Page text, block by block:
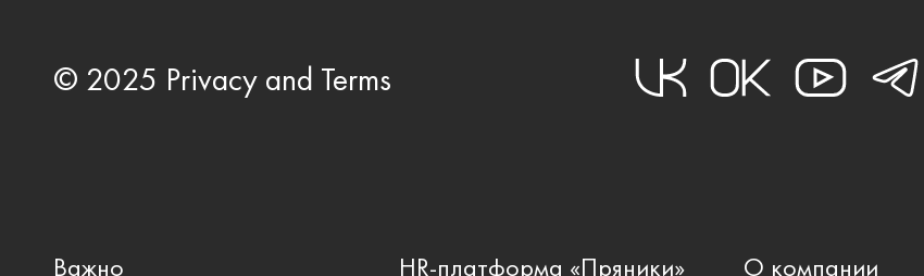
© 2025 Privacy and Terms
Важно HR-платформа «Пряники» О компании